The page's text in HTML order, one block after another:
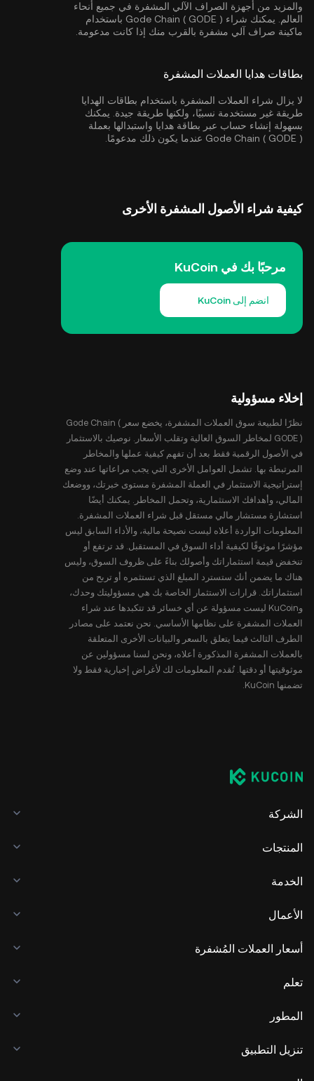
والمزيد من أجهزة الصراف الآلي المشفرة في جميع أنحاء
العالم. يمكنك شراء Gode Chain ( GODE ) باستخدام
ماكينة صراف آلي مشفرة بالقرب منك إذا كانت مدعومة.
بطاقات هدايا العملات المشفرة
لا يزال شراء العملات المشفرة باستخدام بطاقات الهدايا
طريقة غير مستخدمة نسبيًا، ولكنها طريقة جيدة. يمكنك
بسهولة إنشاء حساب عبر بطاقة هدايا واستبدالها بعملة
Gode Chain ( GODE ) عندما يكون ذلك مدعومًا.
كيفية شراء الأصول المشفرة الأخرى
مرحبًا بك في KuCoin
انضم إلى KuCoin
إخلاء مسؤولية
نظرًا لطبيعة سوق العملات المشفرة، يخضع سعر Gode Chain (
GODE ) لمخاطر السوق العالية وتقلب الأسعار. نوصيك بالاستثمار
في الأصول الرقمية فقط بعد أن تفهم كيفية عملها والمخاطر
المرتبطة بها. تشمل العوامل الأخرى التي يجب مراعاتها عند وضع
إستراتيجية الاستثمار في العملة المشفرة مستوى خبرتك، ووضعك
المالي، وأهدافك الاستثمارية، وتحمل المخاطر. يمكنك أيضًا
استشارة مستشار مالي مستقل قبل شراء العملات المشفرة.
المعلومات الواردة أعلاه ليست نصيحة مالية، والأداء السابق ليس
مؤشرًا موثوقًا لكيفية أداء السوق في المستقبل. قد ترتفع أو
تنخفض قيمة استثماراتك وأصولك بناءً على ظروف السوق، وليس
هناك ما يضمن أنك ستسترد المبلغ الذي تستثمره أو تربح من
استثماراتك. قرارات الاستثمار الخاصة بك هي مسؤوليتك وحدك،
وKuCoin ليست مسؤولة عن أي خسائر قد تتكبدها عند شراء
العملات المشفرة على نظامها الأساسي. نحن نعتمد على مصادر
الطرف الثالث فيما يتعلق بالسعر والبيانات الأخرى المتعلقة
بالعملات المشفرة المذكورة أعلاه، ونحن لسنا مسؤولين عن
موثوقيتها أو دقتها. تُقدم المعلومات لك لأغراض إخبارية فقط ولا
تضمنها KuCoin.
الشركة
المنتجات
الخدمة
الأعمال
أسعار العملات المُشفرة
تعلم
المطور
تنزيل التطبيق